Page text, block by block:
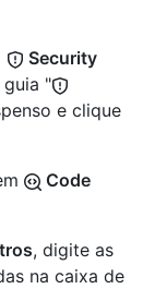
Security
"
e clique
Code
, digite as
na caixa de